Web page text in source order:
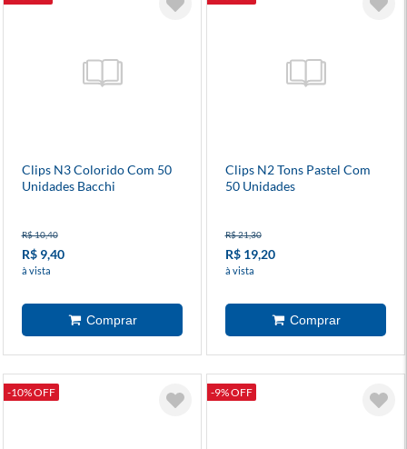
Clips N3 Colorido Com 50
Unidades Bacchi
R$ 10,40
R$ 9,40
à vista
Clips N2 Tons Pastel Com
50 Unidades
R$ 21,30
R$ 19,20
à vista
-10% OFF -9% OFF